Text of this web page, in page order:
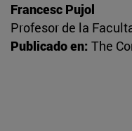
Francesc Pujol
Profesor de la
Publicado en: The